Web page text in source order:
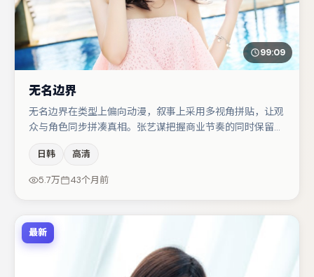
99:09
无名边界
无名边界在类型上偏向动漫，叙事上采用多视角拼贴，让观
众与角色同步拼凑真相。张艺谋把握商业节奏的同时保留人
宏、弗洛伦丝·皮尤、大鹏等，角色动机前后呼应，适合喜
欢抠台词与伏笔的观众。整体完成度较高，适合周末一口气
日韩 高清
5.7万 43个月前
最新